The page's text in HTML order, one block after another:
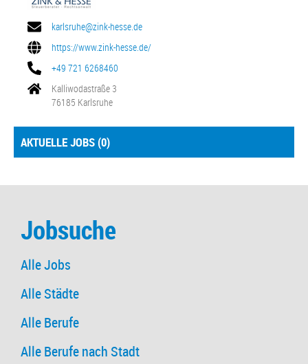
karlsruhe@zink-hesse.de
https://www.zink-hesse.de/
+49 721 6268460
Kalliwodastraße 3
76185 Karlsruhe
AKTUELLE JOBS (0)
Jobsuche
Alle Jobs
Alle Städte
Alle Berufe
Alle Berufe nach Stadt